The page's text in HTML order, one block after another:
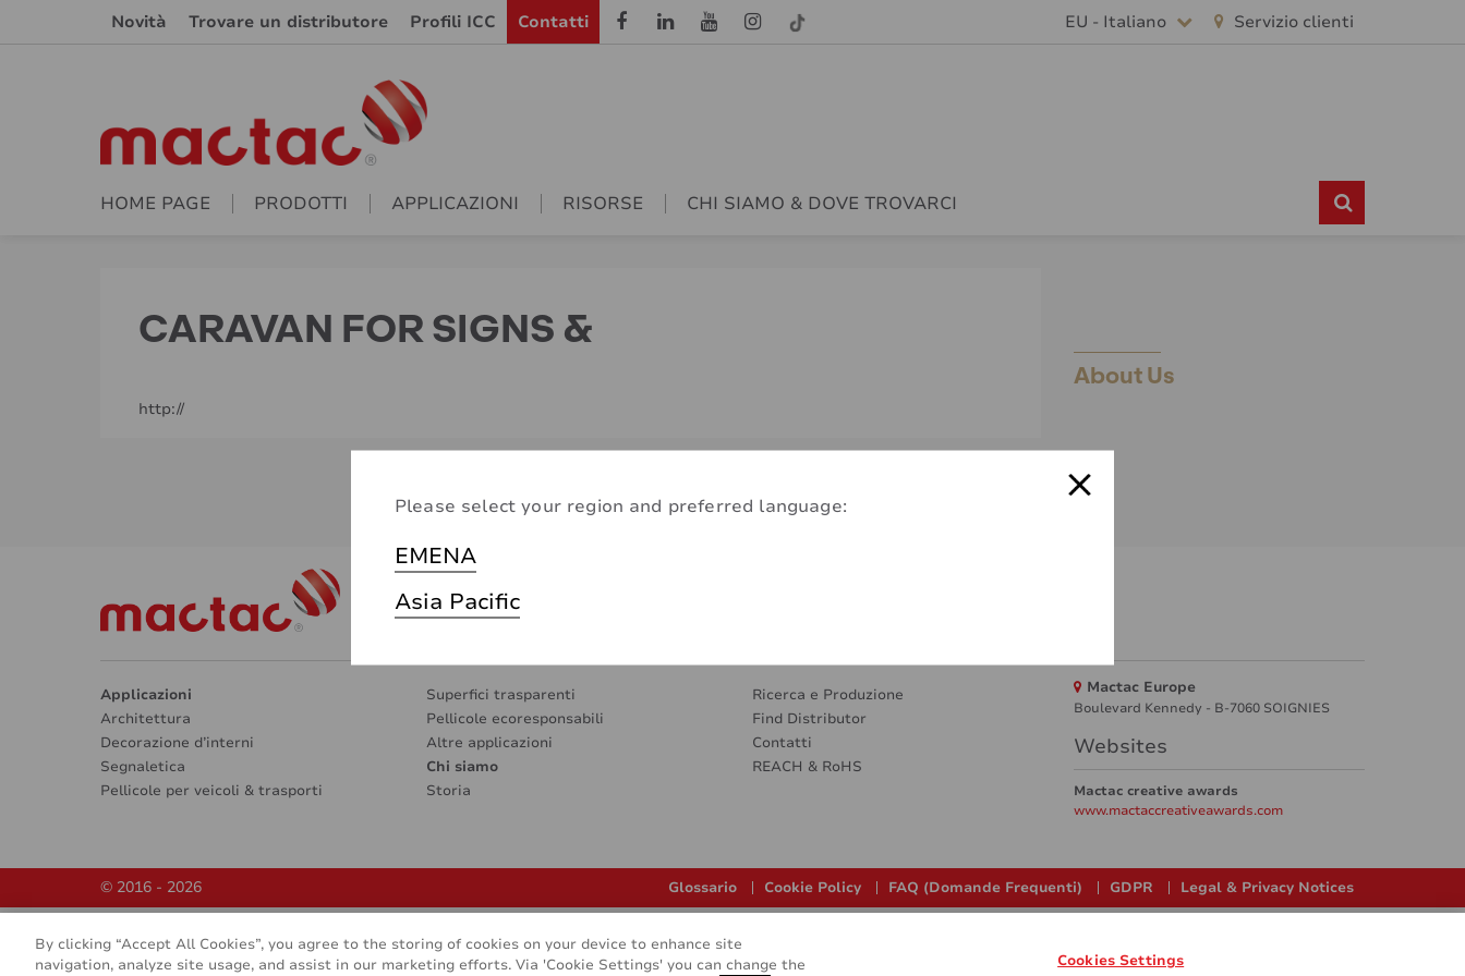
Novità Trovare un distributore Profili ICC Contatti EU - Italiano
Please select your region and preferred language:
EMENA
Asia Pacific
Servizio clienti
HOME PAGE PRODOTTI APPLICAZIONI RISORSE CHI SIAMO & DOVE TROVARCI
CARAVAN FOR SIGNS &
http://
About Us
Applicazioni
Architettura
Decorazione d’interni
Segnaletica
Pellicole per veicoli & trasporti
Superfici trasparenti
Pellicole ecoresponsabili
Altre applicazioni
Chi siamo
Storia
Ricerca e Produzione
Find Distributor
Contatti
REACH & RoHS
Mactac Europe
Boulevard Kennedy - B-7060 SOIGNIES
Websites
Mactac creative awards
www.mactaccreativeawards.com
© 2016 - 2026 Glossario Cookie Policy FAQ (Domande Frequenti) GDPR Legal & Privacy Notices
By clicking “Accept All Cookies”, you agree to the storing of cookies on your device to enhance site
navigation, analyze site usage, and assist in our marketing efforts. Via 'Cookie Settings' you can change the
Cookies Settings